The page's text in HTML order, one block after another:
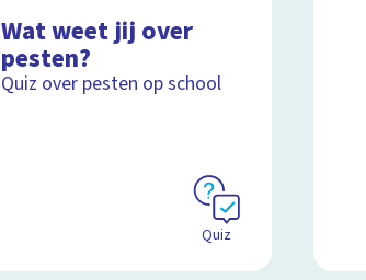
Wat weet jij over
pesten?
Quiz over pesten op school
Quiz